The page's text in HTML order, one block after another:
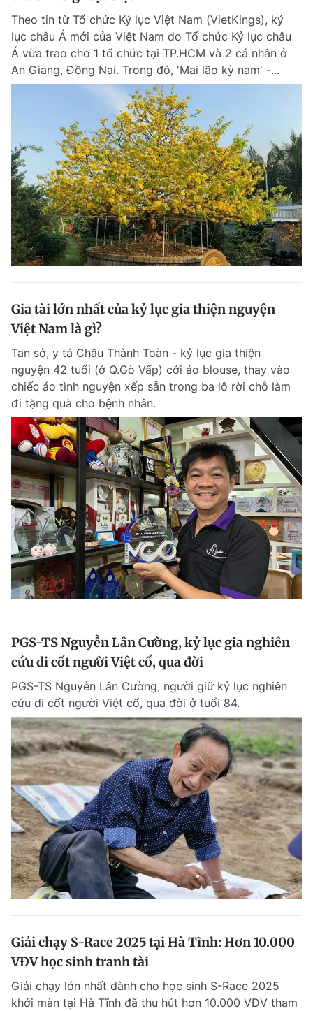
Theo tin từ Tổ chức Kỷ lục Việt Nam (VietKings), kỷ
lục châu Á mới của Việt Nam do Tổ chức Kỷ lục châu
Á vừa trao cho 1 tổ chức tại TP.HCM và 2 cá nhân ở
An Giang, Đồng Nai. Trong đó, 'Mai lão kỳ nam' -...
Gia tài lớn nhất của kỷ lục gia thiện nguyện
Việt Nam là gì?
Tan sở, y tá Châu Thành Toàn - kỷ lục gia thiện
nguyện 42 tuổi (ở Q.Gò Vấp) cởi áo blouse, thay vào
chiếc áo tình nguyện xếp sẵn trong ba lô rời chỗ làm
đi tặng quà cho bệnh nhân.
PGS-TS Nguyễn Lân Cường, kỷ lục gia nghiên
cứu di cốt người Việt cổ, qua đời
PGS-TS Nguyễn Lân Cường, người giữ kỷ lục nghiên
cứu di cốt người Việt cổ, qua đời ở tuổi 84.
Giải chạy S-Race 2025 tại Hà Tĩnh: Hơn 10.000
VĐV học sinh tranh tài
Giải chạy lớn nhất dành cho học sinh S-Race 2025
khởi màn tại Hà Tĩnh đã thu hút hơn 10.000 VĐV tham